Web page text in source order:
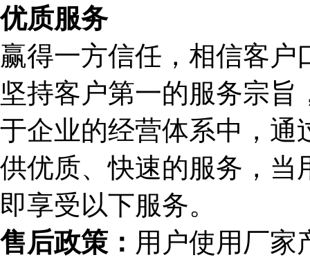
优质服务
赢得一方信任，相信客户
坚持客户第一的服务宗旨
于企业的经营体系中，通
供优质、快速的服务，当
即享受以下服务。
售后政策： 用户使用厂家